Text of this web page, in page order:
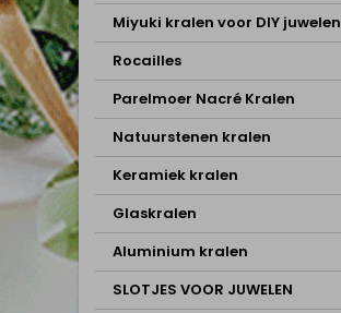
Miyuki kralen voor DIY juwelen
Rocailles
Parelmoer Nacré Kralen
Natuurstenen kralen
Keramiek kralen
Glaskralen
Aluminium kralen
SLOTJES VOOR JUWELEN